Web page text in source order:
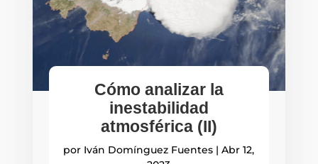
Cómo analizar la
inestabilidad
atmosférica (II)
por Iván Domínguez Fuentes |Abr 12,